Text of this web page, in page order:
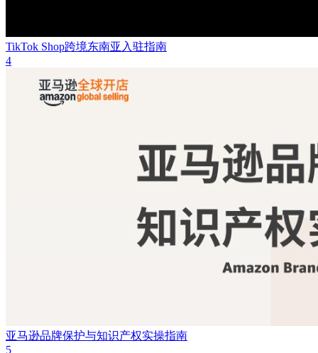
TikTok Shop跨境东南亚入驻指南
4
亚马逊品牌保护与知识产权实操指南
5